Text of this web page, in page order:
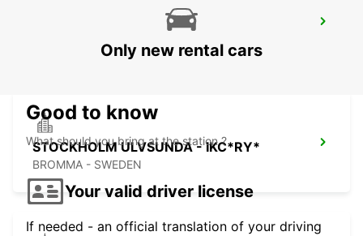
STOCKHOLM ODENPLAN
STOCKHOLM - SWEDEN
STOCKHOLM ULVSUNDA - IKC*RY*
BROMMA - SWEDEN
Only new rental cars
Good to know
What should you bring at the station ?
Your valid driver license
If needed - an official translation of your driving